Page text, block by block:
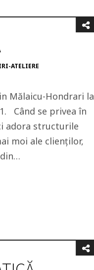
ATELIERE
Mălaicu-Hondrari la
Când se privea în
adora structurile
moi ale clienților,